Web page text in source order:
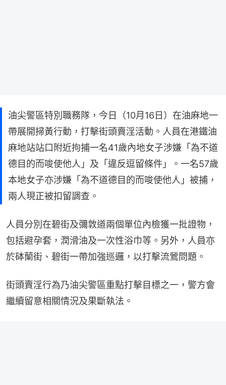
油尖警區特別職務隊，今日（10月16日）在油麻地一
帶展開掃黃行動，打擊街頭賣淫活動。人員在港鐵油
麻地站站口附近拘捕一名41歲內地女子涉嫌「為不道
德目的而唆使他人」及「違反逗留條件」。一名57歲
本地女子亦涉嫌「為不道德目的而唆使他人」被捕，
兩人現正被扣留調查。
人員分別在碧街及彌敦道兩個單位內檢獲一批證物，
包括避孕套，潤滑油及一次性浴巾等。另外，人員亦
於砵蘭街、碧街一帶加強巡邏，以打擊流鶯問題。
街頭賣淫行為乃油尖警區重點打擊目標之一，警方會
繼續留意相關情況及果斷執法。